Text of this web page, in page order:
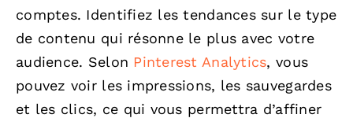
comptes. Identifiez les tendances sur le type
de contenu qui résonne le plus avec votre
audience. Selon Pinterest Analytics, vous
pouvez voir les impressions, les sauvegardes
et les clics, ce qui vous permettra d’affiner